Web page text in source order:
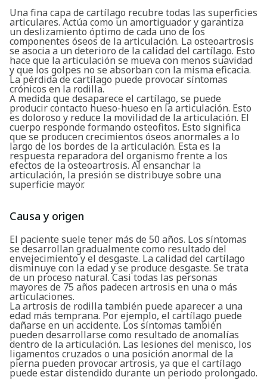
Una fina capa de cartílago recubre todas las superficies
articulares. Actúa como un amortiguador y garantiza
un deslizamiento óptimo de cada uno de los
componentes óseos de la articulación. La osteoartrosis
se asocia a un deterioro de la calidad del cartílago. Esto
hace que la articulación se mueva con menos suavidad
y que los golpes no se absorban con la misma eficacia.
La pérdida de cartílago puede provocar síntomas
crónicos en la rodilla.
A medida que desaparece el cartílago, se puede
producir contacto hueso-hueso en la articulación. Esto
es doloroso y reduce la movilidad de la articulación. El
cuerpo responde formando osteofitos. Esto significa
que se producen crecimientos óseos anormales a lo
largo de los bordes de la articulación. Esta es la
respuesta reparadora del organismo frente a los
efectos de la osteoartrosis. Al ensanchar la
articulación, la presión se distribuye sobre una
superficie mayor.
Causa y origen
El paciente suele tener más de 50 años. Los síntomas
se desarrollan gradualmente como resultado del
envejecimiento y el desgaste. La calidad del cartílago
disminuye con la edad y se produce desgaste. Se trata
de un proceso natural. Casi todas las personas
mayores de 75 años padecen artrosis en una o más
articulaciones.
La artrosis de rodilla también puede aparecer a una
edad más temprana. Por ejemplo, el cartílago puede
dañarse en un accidente. Los síntomas también
pueden desarrollarse como resultado de anomalías
dentro de la articulación. Las lesiones del menisco, los
ligamentos cruzados o una posición anormal de la
pierna pueden provocar artrosis, ya que el cartílago
puede estar distendido durante un periodo prolongado.